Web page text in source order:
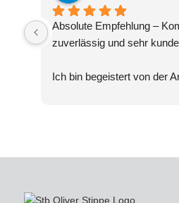
Absolute Empfehlung –
zuverlässig und sehr
Ich bin begeistert von der
erklärt, und ich hatte stets